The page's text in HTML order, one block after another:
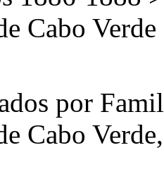
Cabo
por
Cabo